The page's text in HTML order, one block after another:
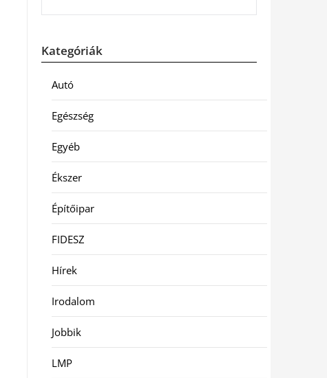
Kategóriák
Autó
Egészség
Egyéb
Ékszer
Építőipar
FIDESZ
Hírek
Irodalom
Jobbik
LMP